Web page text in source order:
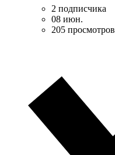
2 подписчика
08 июн.
205 просмотров